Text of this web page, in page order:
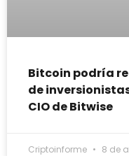
Bitcoin podría
de
CIO de Bitwise
Criptoinforme 8 de